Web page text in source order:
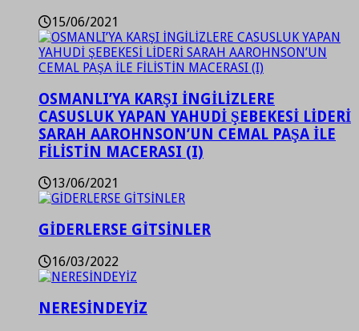
15/06/2021
OSMANLI’YA KARŞI İNGİLİZLERE
CASUSLUK YAPAN YAHUDİ ŞEBEKESİ LİDERİ
SARAH AAROHNSON’UN CEMAL PAŞA İLE
FİLİSTİN MACERASI (I)
13/06/2021
GİDERLERSE GİTSİNLER
16/03/2022
NERESİNDEYİZ